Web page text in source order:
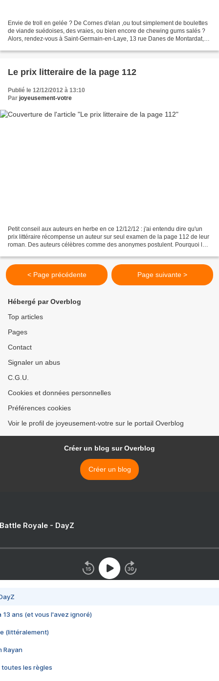
Envie de troll en gelée ? De Cornes d'elan ,ou tout simplement de boulettes
de viande suédoises, des vraies, ou bien encore de chewing gums salés ?
Alors, rendez-vous à Saint-Germain-en-Laye, 13 rue Danes de Montardat,
Le prix litteraire de la page 112
Publié le 12/12/2012 à 13:10
Par joyeusement-votre
Petit conseil aux auteurs en herbe en ce 12/12/12 : j'ai entendu dire qu'un
prix littéraire récompense un auteur sur seul examen de la page 112 de leur
roman. Des auteurs célèbres comme des anonymes postulent. Pourquoi la
< Page précédente Page suivante >
Hébergé par Overblog
Top articles
Pages
Contact
Signaler un abus
C.G.U.
Cookies et données personnelles
Préférences cookies
Voir le profil de joyeusement-votre sur le portail Overblog
Créer un blog sur Overblog
Créer un blog
Royale - DayZ
13 ans (et vous l'avez ignoré)
(littéralement)
Rayan
toutes les règles